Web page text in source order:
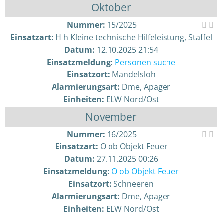
Oktober
Nummer: 15/2025
Einsatzart: H h Kleine technische Hilfeleistung, Staffel
Datum: 12.10.2025 21:54
Einsatzmeldung: Personen suche
Einsatzort: Mandelsloh
Alarmierungsart: Dme, Apager
Einheiten: ELW Nord/Ost
November
Nummer: 16/2025
Einsatzart: O ob Objekt Feuer
Datum: 27.11.2025 00:26
Einsatzmeldung: O ob Objekt Feuer
Einsatzort: Schneeren
Alarmierungsart: Dme, Apager
Einheiten: ELW Nord/Ost